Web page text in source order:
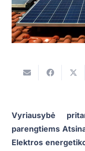
Vyriausybė
parengtiems
Elektros